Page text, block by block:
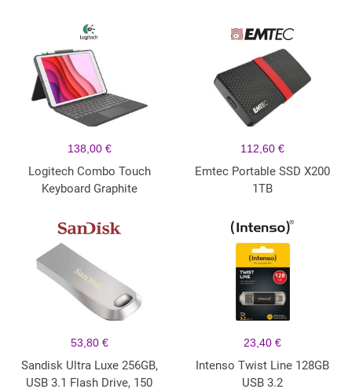
138,00 €
Logitech Combo Touch
Keyboard Graphite
112,60 €
Emtec Portable SSD X200
1TB
53,80 €
Sandisk Ultra Luxe 256GB,
USB 3.1 Flash Drive, 150
23,40 €
Intenso Twist Line 128GB
USB 3.2